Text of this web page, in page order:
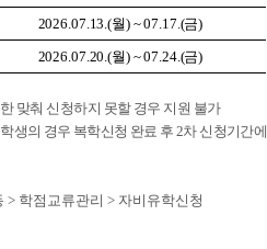
2026.07.13.(월) ~ 07.17.(금)
2026.07.20.(월) ~ 07.24.(금)
맞춰 신청하지 못할 경우 지원 불가
생의 경우 복학신청 완료 후 2차 신청기간에
> 학점교류관리 > 자비유학신청